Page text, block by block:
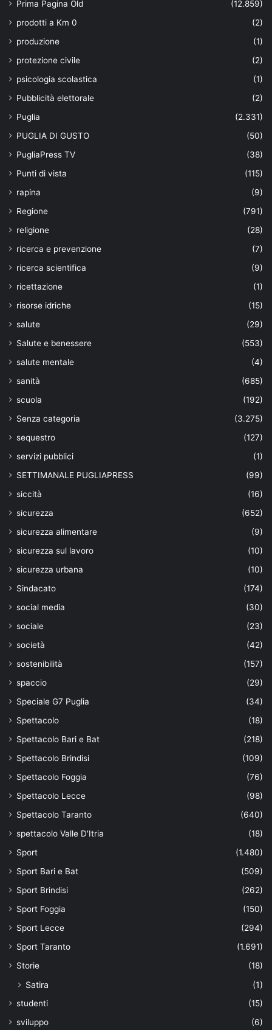
Prima Pagina Old
(12.859)
prodotti a Km 0
(2)
produzione
(1)
protezione civile
(2)
psicologia scolastica
(1)
Pubblicità elettorale
(2)
Puglia
(2.331)
PUGLIA DI GUSTO
(50)
PugliaPress TV
(38)
Punti di vista
(115)
rapina
(9)
Regione
(791)
religione
(28)
ricerca e prevenzione
(7)
ricerca scientifica
(9)
ricettazione
(1)
risorse idriche
(15)
salute
(29)
Salute e benessere
(553)
salute mentale
(4)
sanità
(685)
scuola
(192)
Senza categoria
(3.275)
sequestro
(127)
servizi pubblici
(1)
SETTIMANALE PUGLIAPRESS
(99)
siccità
(16)
sicurezza
(652)
sicurezza alimentare
(9)
sicurezza sul lavoro
(10)
sicurezza urbana
(10)
Sindacato
(174)
social media
(30)
sociale
(23)
società
(42)
sostenibilità
(157)
spaccio
(29)
Speciale G7 Puglia
(34)
Spettacolo
(18)
Spettacolo Bari e Bat
(218)
Spettacolo Brindisi
(109)
Spettacolo Foggia
(76)
Spettacolo Lecce
(98)
Spettacolo Taranto
(640)
spettacolo Valle D'Itria
(18)
Sport
(1.480)
Sport Bari e Bat
(509)
Sport Brindisi
(262)
Sport Foggia
(150)
Sport Lecce
(294)
Sport Taranto
(1.691)
Storie
(18)
Satira (1)
studenti
(15)
sviluppo
(6)